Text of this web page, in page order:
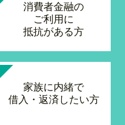
消費者金融の
ご利用に
抵抗がある方
家族に内緒で
借入・返済したい方